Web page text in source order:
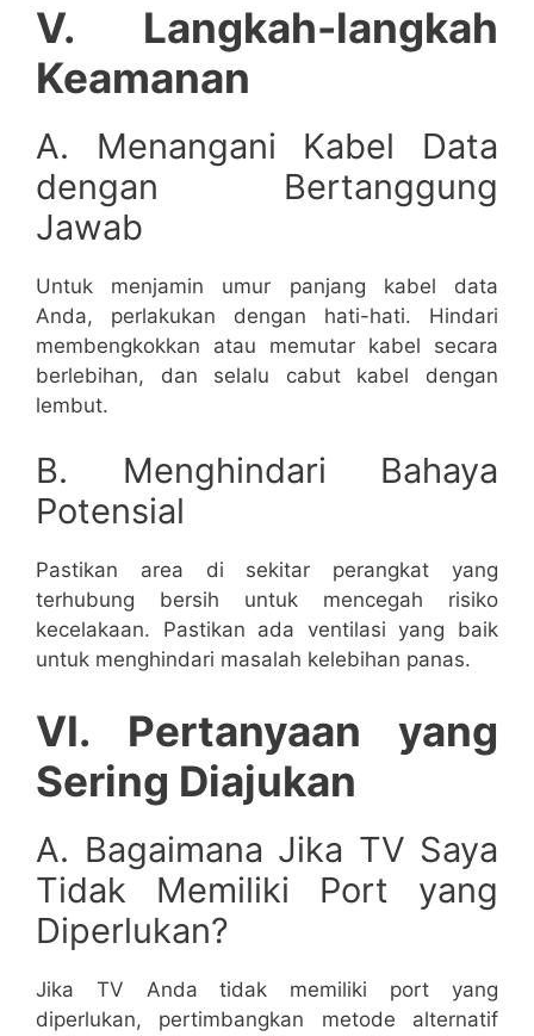
V. Langkah-langkah
Keamanan
A. Menangani Kabel Data
dengan Bertanggung
Jawab
Untuk menjamin umur panjang kabel data
Anda, perlakukan dengan hati-hati. Hindari
membengkokkan atau memutar kabel secara
berlebihan, dan selalu cabut kabel dengan
lembut.
B. Menghindari Bahaya
Potensial
Pastikan area di sekitar perangkat yang
terhubung bersih untuk mencegah risiko
kecelakaan. Pastikan ada ventilasi yang baik
untuk menghindari masalah kelebihan panas.
VI. Pertanyaan yang
Sering Diajukan
A. Bagaimana Jika TV Saya
Tidak Memiliki Port yang
Diperlukan?
Jika TV Anda tidak memiliki port yang
diperlukan, pertimbangkan metode alternatif